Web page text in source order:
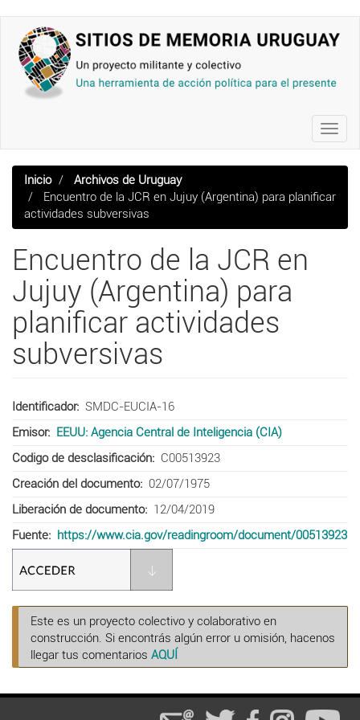
contenido
principal
Inicio
Archivos de Uruguay
Encuentro de la JCR en Jujuy (Argentina) para planificar
actividades subversivas
Encuentro de la JCR en
Jujuy (Argentina) para
planificar actividades
subversivas
Identificador
SMDC-EUCIA-16
Emisor
EEUU: Agencia Central de Inteligencia (CIA)
Codigo de desclasificación
C00513923
Creación del documento
02/07/1975
Liberación de documento
12/04/2019
Fuente
https://www.cia.gov/readingroom/document/00513923
Este es un proyecto colectivo y colaborativo en
construcción. Si encontrás algún error u omisión, hacenos
llegar tus comentarios AQUÍ